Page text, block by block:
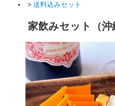
> 送料込みセット
家飲みセット（沖